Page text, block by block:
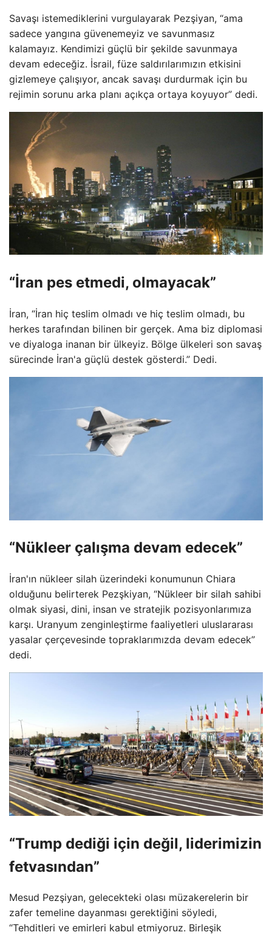
Savaşı istemediklerini vurgulayarak Pezşiyan, “ama
sadece yangına güvenemeyiz ve savunmasız
kalamayız. Kendimizi güçlü bir şekilde savunmaya
devam edeceğiz. İsrail, füze saldırılarımızın etkisini
gizlemeye çalışıyor, ancak savaşı durdurmak için bu
rejimin sorunu arka planı açıkça ortaya koyuyor” dedi.
“İran pes etmedi, olmayacak”
İran, “İran hiç teslim olmadı ve hiç teslim olmadı, bu
herkes tarafından bilinen bir gerçek. Ama biz diplomasi
ve diyaloga inanan bir ülkeyiz. Bölge ülkeleri son savaş
sürecinde İran'a güçlü destek gösterdi.” Dedi.
“Nükleer çalışma devam edecek”
İran'ın nükleer silah üzerindeki konumunun Chiara
olduğunu belirterek Pezşkiyan, “Nükleer bir silah sahibi
olmak siyasi, dini, insan ve stratejik pozisyonlarımıza
karşı. Uranyum zenginleştirme faaliyetleri uluslararası
yasalar çerçevesinde topraklarımızda devam edecek”
dedi.
“Trump dediği için değil, liderimizin
fetvasından”
Mesud Pezşiyan, gelecekteki olası müzakerelerin bir
zafer temeline dayanması gerektiğini söyledi,
“Tehditleri ve emirleri kabul etmiyoruz. Birleşik